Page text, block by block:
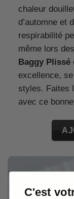
chaleur
d’automne et
respirabilité
même lors
Baggy Plissé
excellence,
styles. Faites
avec ce
C'est